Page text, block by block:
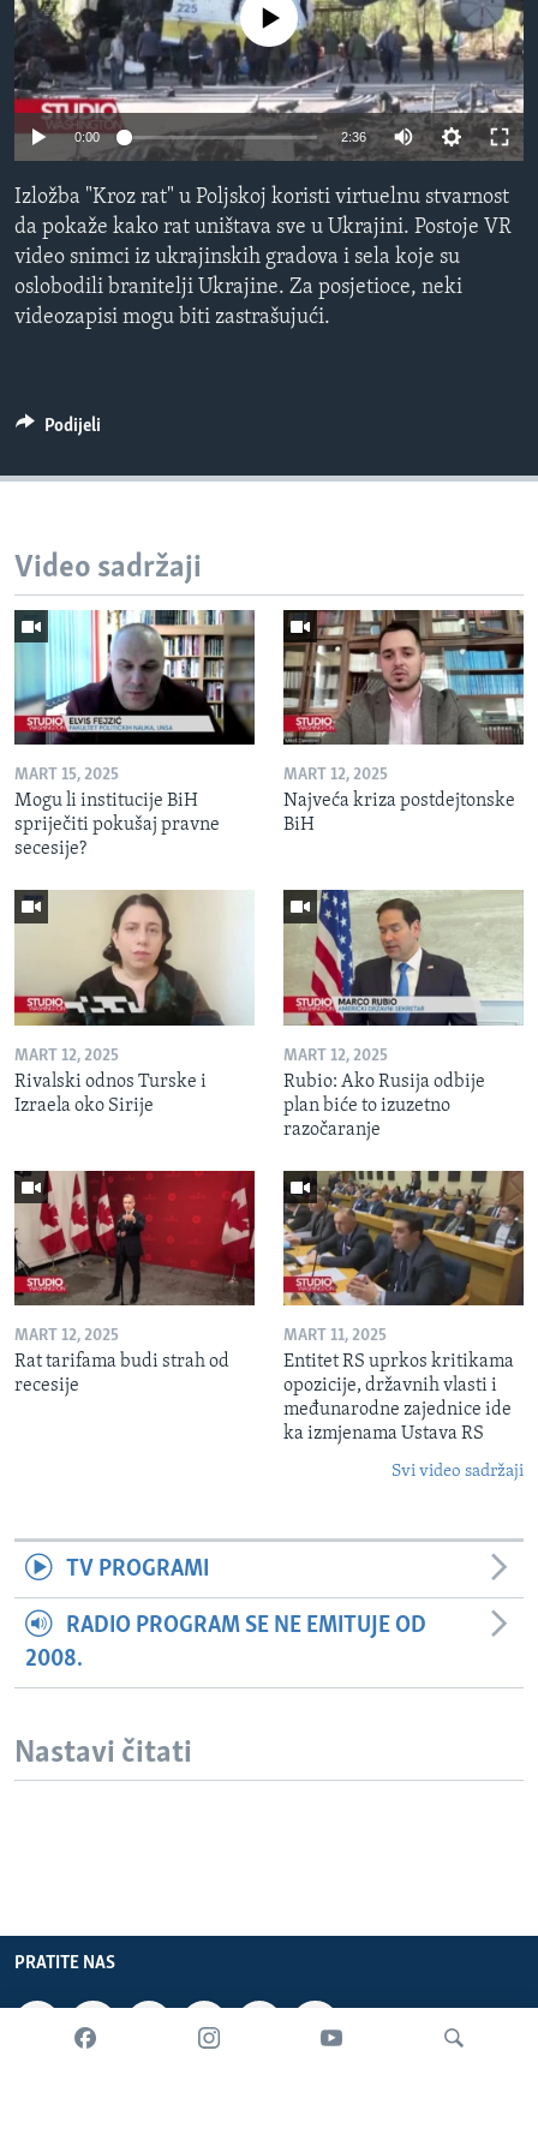
MAGAZIN
O GLASU AMERIKE
Learning English
PRATITE NAS
No media source currently available
0:00 2:36
Izložba "Kroz rat" u Poljskoj koristi virtuelnu stvarnost
da pokaže kako rat uništava sve u Ukrajini. Postoje VR
video snimci iz ukrajinskih gradova i sela koje su
oslobodili branitelji Ukrajine. Za posjetioce, neki
videozapisi mogu biti zastrašujući.
Podijeli
Video sadržaji
MART 15, 2025
Mogu li institucije BiH
spriječiti pokušaj pravne
secesije?
MART 12, 2025
Najveća kriza postdejtonske
BiH
MART 12, 2025
Rivalski odnos Turske i
Izraela oko Sirije
MART 12, 2025
Rubio: Ako Rusija odbije
plan biće to izuzetno
razočaranje
MART 12, 2025
Rat tarifama budi strah od
recesije
MART 11, 2025
Entitet RS uprkos kritikama
opozicije, državnih vlasti i
međunarodne zajednice ide
ka izmjenama Ustava RS
Svi video sadržaji
TV PROGRAMI
RADIO PROGRAM SE NE EMITUJE OD
2008.
Nastavi čitati
PRATITE NAS